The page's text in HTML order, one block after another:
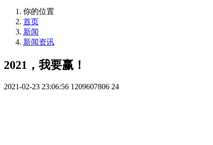
你的位置
首页
新闻
新闻资讯
2021，我要赢！
2021-02-23 23:06:56 1209607806 24